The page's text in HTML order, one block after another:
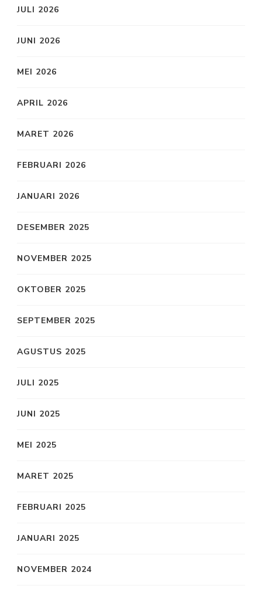
JULI 2026
JUNI 2026
MEI 2026
APRIL 2026
MARET 2026
FEBRUARI 2026
JANUARI 2026
DESEMBER 2025
NOVEMBER 2025
OKTOBER 2025
SEPTEMBER 2025
AGUSTUS 2025
JULI 2025
JUNI 2025
MEI 2025
MARET 2025
FEBRUARI 2025
JANUARI 2025
NOVEMBER 2024